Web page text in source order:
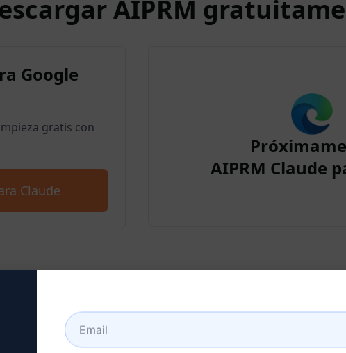
AIPRM
Google
gratis con
Claude
AIPRM Claude
2 : Crear una cuenta Claude